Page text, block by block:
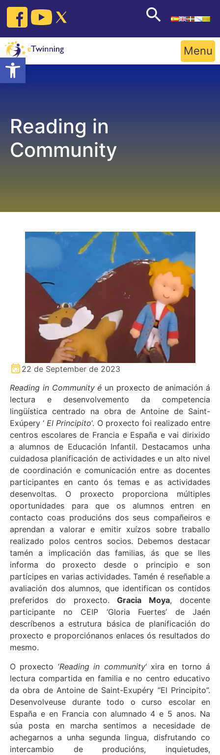
Open toolbar
Skip
content
Menu
Reading in
Community
22 de September de 2023
Reading in Community é un proxecto de animación á
lectura e desenvolvemento da competencia
lingüística centrado na obra de Antoine de Saint-
Exúpery ‘El Principito‘. O proxecto foi realizado entre
centros escolares de Francia e España e vai dirixido
a alumnos de Educación Infantil. Destacamos unha
cuidadosa planificación de actividades e un alto nivel
de coordinación e comunicación entre as docentes
participantes en canto ós temas e as actividades
desenvoltas. O proxecto proporciona múltiples
oportunidades para que os alumnos entren en
contacto coas producións dos seus compañeiros e
aprendan a valorar e emitir xuízos sobre traballo
realizado polos centros socios. Debemos destacar
tamén a implicación das familias, ás que se lles
informa do proxecto desde o principio e son
partícipes en varias actividades. Tamén é reseñable a
avaliación dos alumnos, que identifican os contidos
preferidos do proxecto.Gracia Moya, docente
participante no CEIP ‘Gloria Fuertes’ de Jaén
descríbenos a estrutura básica de planificación do
proxecto e proporciónanos enlaces ós resultados do
mesmo.
O proxecto ‘Reading in community‘ xira en torno á
lectura compartida en familia e no centro educativo
da obra de Antoine de Saint-Exupéry “El Principito”.
Desenvolveuse durante todo o curso escolar en
España e en Francia con alumnado 4 e 5 anos. Na
súa posta en marcha sentimos a necesidade de
achegarnos a unha segunda lingua, disfrutando co
intercambio de producións, inquietudes,